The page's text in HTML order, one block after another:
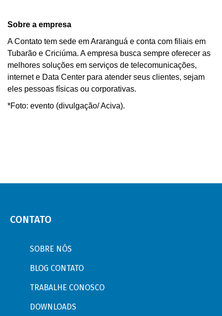
Sobre a empresa
A Contato tem sede em Araranguá e conta com filiais em
Tubarão e Criciúma. A empresa busca sempre oferecer as
melhores soluções em serviços de telecomunicações,
internet e Data Center para atender seus clientes, sejam
eles pessoas físicas ou corporativas.
*Foto: evento (divulgação/ Aciva).
CONTATO
SOBRE NÓS
BLOG CONTATO
TRABALHE CONOSCO
DOWNLOADS